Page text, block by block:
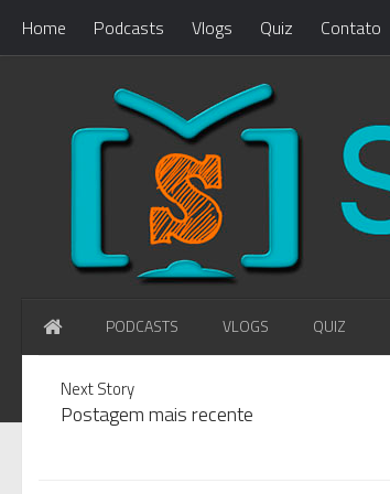
Home Podcasts Vlogs Quiz Contato
PODCASTS VLOGS QUIZ
WHAT'S NEW?
Next Story
Postagem mais recente